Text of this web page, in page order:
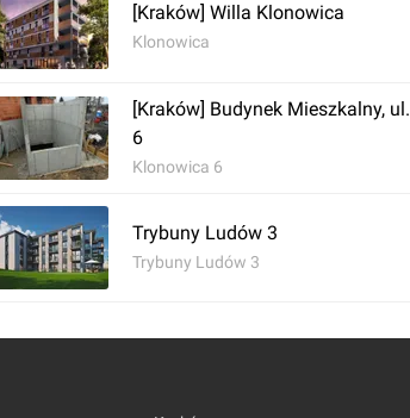
[Kraków] Willa Klonowica
Klonowica
[Kraków] Budynek Mieszkalny,
6
Klonowica 6
Trybuny Ludów 3
Trybuny Ludów 3